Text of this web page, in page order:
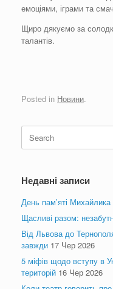
емоціями, іграми та
Щиро дякуємо за
талантів.
Posted in Новини.
Search
for:
Недавні записи
День пам’яті
Щасливі разом:
Від Львова до
завжди 17 Чер 2026
5 міфів щодо вступу в
територій 16 Чер 2026